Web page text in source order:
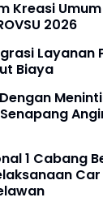
2026
Layanan
Biaya
1 Cabang